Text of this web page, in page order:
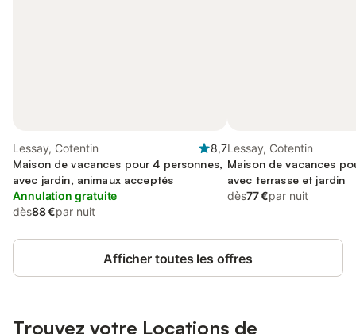
Lessay, Cotentin
8,7
Maison de vacances pour 4 personnes,
avec jardin, animaux acceptés
Annulation gratuite
dès88 €par nuit
Lessay, Cotentin
Maison de vacances
avec terrasse et jardin
dès77 €par nuit
Afficher toutes les offres
Trouvez votre Locations de